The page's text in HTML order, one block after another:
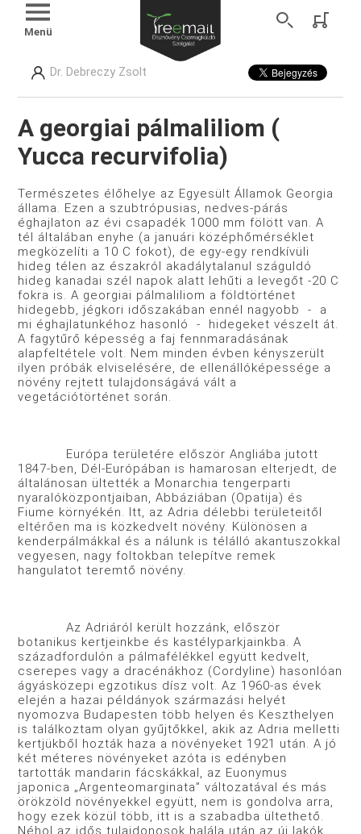
Menü
Dr. Debreczy Zsolt
A georgiai pálmaliliom (
Yucca recurvifolia)
Természetes élőhelye az Egyesült Államok Georgia
állama. Ezen a szubtrópusias, nedves-párás
éghajlaton az évi csapadék 1000 mm fölött van. A
tél általában enyhe (a januári középhőmérséklet
megközelíti a 10 C fokot), de egy-egy rendkívüli
hideg télen az északról akadálytalanul száguldó
hideg kanadai szél napok alatt lehűti a levegőt -20 C
fokra is. A georgiai pálmaliliom a földtörténet
hidegebb, jégkori időszakában ennél nagyobb - a
mi éghajlatunkéhoz hasonló - hidegeket vészelt át.
A fagytűrő képesség a faj fennmaradásának
alapfeltétele volt. Nem minden évben kényszerült
ilyen próbák elviselésére, de ellenállóképessége a
növény rejtett tulajdonságává vált a
vegetációtörténet során.
Európa területére először Angliába jutott
1847-ben, Dél-Európában is hamarosan elterjedt, de
általánosan ültették a Monarchia tengerparti
nyaralóközpontjaiban, Abbáziában (Opatija) és
Fiume környékén. Itt, az Adria délebbi területeitől
eltérően ma is közkedvelt növény. Különösen a
kenderpálmákkal és a nálunk is télálló akantuszokkal
vegyesen, nagy foltokban telepítve remek
hangulatot teremtő növény.
Az Adriáról került hozzánk, először
botanikus kertjeinkbe és kastélyparkjainkba. A
századfordulón a pálmafélékkel együtt kedvelt,
cserepes vagy a dracénákhoz (Cordyline) hasonlóan
ágyásközepi egzotikus dísz volt. Az 1960-as évek
elején a hazai példányok származási helyét
nyomozva Budapesten több helyen és Keszthelyen
is találkoztam olyan gyűjtőkkel, akik az Adria melletti
kertjükből hozták haza a növényeket 1921 után. A jó
két méteres növényeket azóta is edényben
tartották mandarin fácskákkal, az Euonymus
japonica „Argenteomarginata” változatával és más
örökzöld növényekkel együtt, nem is gondolva arra,
hogy ezek közül több, itt is a szabadba ültethető.
Néhol az idős tulajdonosok halála után az új lakók